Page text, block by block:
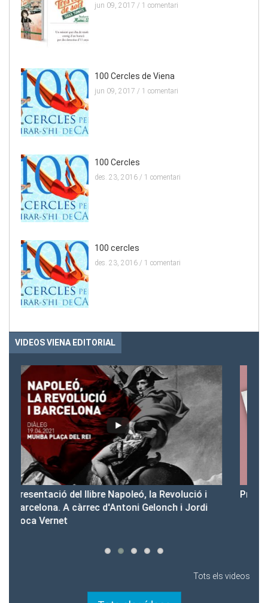
jun 09, 2017 / 1 comentari
100 Cercles de Viena
jun 09, 2017 / 1 comentari
100 Cercles
des. 23, 2016 / 1 comentari
100 cercles
des. 23, 2016 / 1 comentari
VIDEOS VIENA EDITORIAL
Presentació del Club Victòria